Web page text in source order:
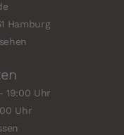
Hamburg
19:00 Uhr
Uhr